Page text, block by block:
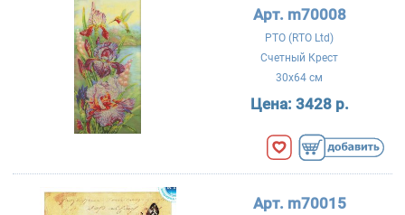
Арт. m70008
РТО (RTO Ltd)
Счетный Крест
30x64 см
Цена: 3428 р.
Арт. m70015